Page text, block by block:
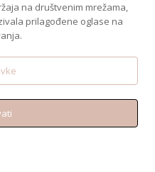
31000, Osijek
na društvenim mrežama,
prilagođene oglase na